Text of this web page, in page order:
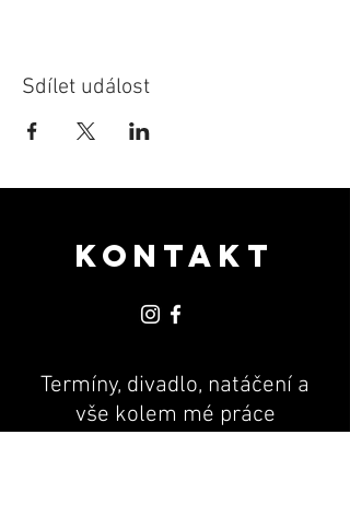
Sdílet událost
KONTAKT
Termíny, divadlo, natáčení a
vše kolem mé práce